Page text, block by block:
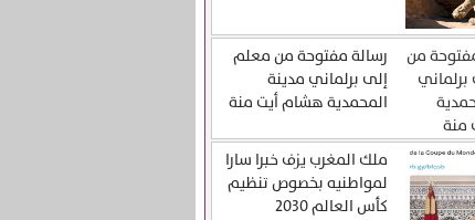
رسالة مفتوحة من معلم
إلى برلماني مدينة
المحمدية هشام أيت منة
ملك المغرب يزف خبرا سارا
لمواطنيه بخصوص تنظيم
كأس العالم 2030